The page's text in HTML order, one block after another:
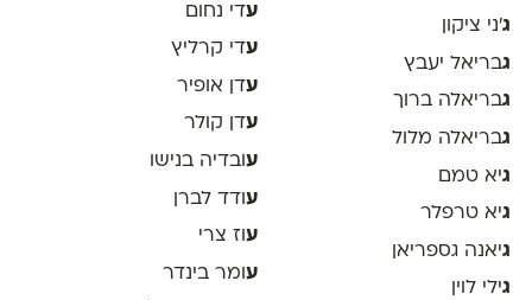
ג׳ני ציקון
גבריאל יעבץ
גבריאלה ברוך
גבריאלה מלול
גיא טמם
גיא טרפלר
גיאנה גספריאן
גילי לוין
עדי נחום
עדי קרליץ
עדן אופיר
עדן קולר
ע ובדיה בנישו
עודד לברן
ע וז צרי
ע ומר בינדר